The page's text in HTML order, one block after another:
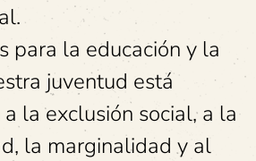
para la educación y la
juventud está
la exclusión social, a la
la marginalidad y al